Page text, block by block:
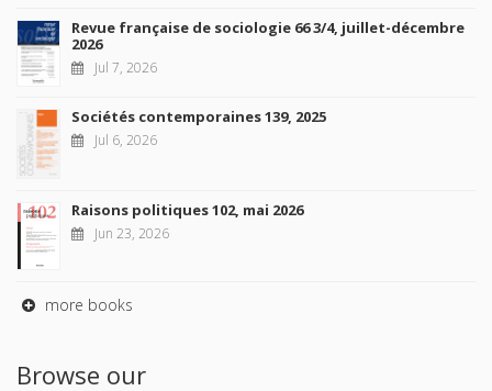
Revue française de sociologie 66 3/4, juillet-décembre
2026
Jul 7, 2026
Sociétés contemporaines 139, 2025
Jul 6, 2026
Raisons politiques 102, mai 2026
Jun 23, 2026
more books
Browse our